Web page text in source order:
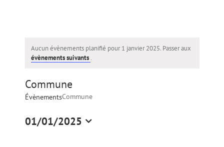
Aucun évènements planifié pour 1 janvier 2025. Passer aux
évènements suivants.
Commune
ÉvènementsCommune
01/01/2025